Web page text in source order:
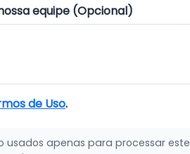
equipe (Opcional)
de Uso.
usados apenas para processar